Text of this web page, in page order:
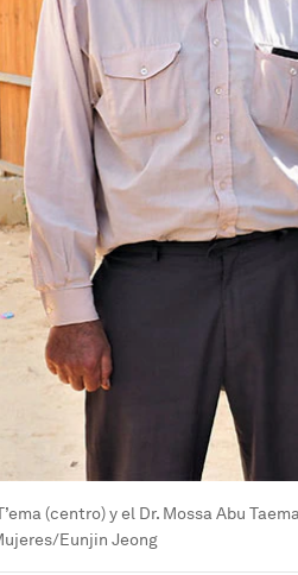
(centro) y el Dr. Mossa Abu
Eunjin Jeong